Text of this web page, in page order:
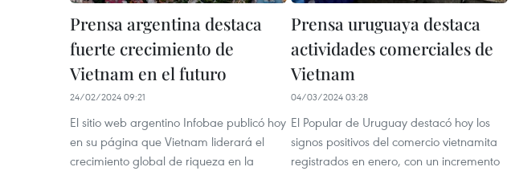
Prensa argentina destaca
fuerte crecimiento de
Vietnam en el futuro
24/02/2024 09:21
El sitio web argentino Infobae publicó hoy
en su página que Vietnam liderará el
crecimiento global de riqueza en la
Prensa uruguaya destaca
actividades comerciales de
Vietnam
04/03/2024 03:28
El Popular de Uruguay destacó hoy los
signos positivos del comercio vietnamita
registrados en enero, con un incremento